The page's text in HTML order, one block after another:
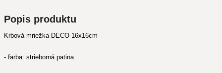
Popis produktu
Krbová mriežka DECO 16x16cm
- farba: strieborná patina